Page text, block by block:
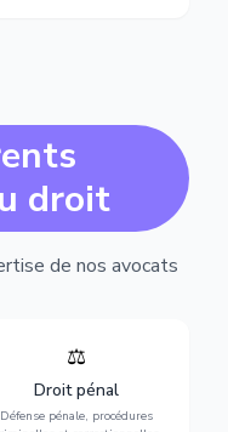
droit
de nos avocats
⚖️
Droit pénal
Défense pénale, procédures
en matière pénale,
jusqu'au procès, pour
affaire correctionnelle